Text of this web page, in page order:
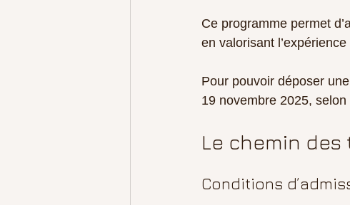
Ce programme permet
en valorisant
Pour pouvoir déposer
19 novembre 2025,
Le chemin
Conditions